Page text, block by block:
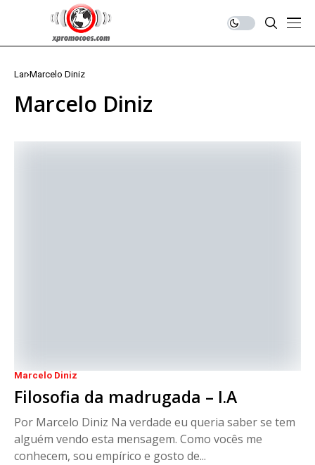
Lar Marcelo Diniz
Marcelo Diniz
Marcelo Diniz
Filosofia da madrugada – I.A
Por Marcelo Diniz Na verdade eu queria saber se tem
alguém vendo esta mensagem. Como vocês me
conhecem, sou empírico e gosto de...